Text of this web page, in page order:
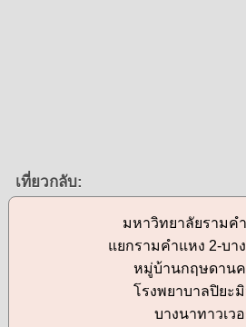
เที่ยวกลับ:
มหาวิทยาลัยรามค
แยกรามคำแหง 2-บา
หมู่บ้านกฤษดานค
โรงพยาบาลปิยะ
บางนาทาวเว